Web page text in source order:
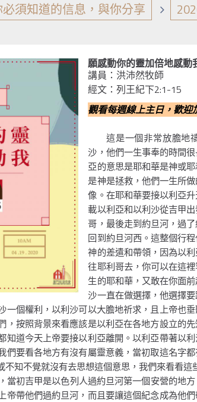
須知道的信息，與你分享
願感動你的靈加倍地感動
講員：洪沛然牧師
經文：列王紀下2:1-15
觀看每週線上主日，歡迎
這是一個非常放膽地
沙，他們一生事奉的時間
亞的意思是耶和華是神或
是神是拯救，他們一生所
像。在耶和華要接以利亞
載以利亞和以利沙從吉甲
哥，最後走到約旦河，過
回到約旦河西。這整個行
神的差遣和帶領，因為以
往耶利哥去，你可以在這
生的耶和華，又敢在你面
沙一直在做選擇，他選擇
一個權利，以利沙可以大膽地祈求，且上帝也
，按照背景來看應該是以利亞在各地方設立的
知道今天上帝要接以利亞離開。以利亞帶著以
們要看各地方有沒有屬靈意義，當初取這名字
知不覺就沒有去思想這個意思，我們來看看這
當初吉甲是以色列人過約旦河第一個安營的地
帝帶他們過約旦河，而且要讓這個紀念成為他